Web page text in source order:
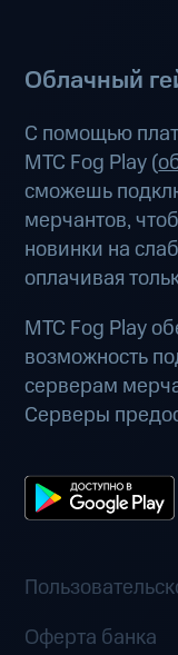
Облачный
С помощью
МТС Fog Play (
сможешь
мерчантов,
новинки на
оплачивая
МТС Fog Play
возможность
серверам
Серверы
Оферта банка